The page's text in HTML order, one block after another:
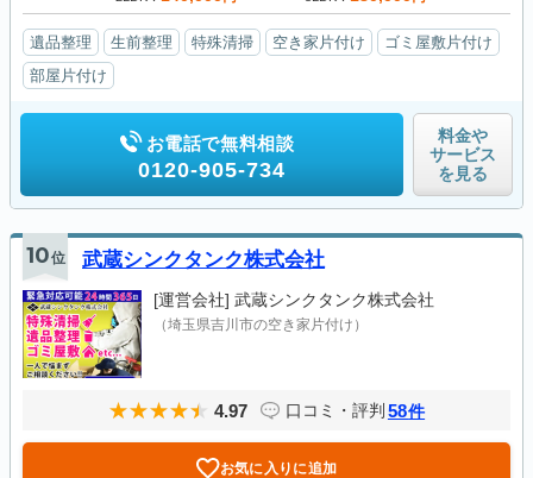
遺品整理 生前整理 特殊清掃 空き家片付け
ゴミ屋敷片付け
部屋片付け
お電話で無料相談
0120-905-734
料金や
サービス
を見る
10位 武蔵シンクタンク株式会社
[運営会社] 武蔵シンクタンク株式会社
（埼玉県吉川市の空き家片付け）
4.97 口コミ・評判 58件
お気に入りに追加